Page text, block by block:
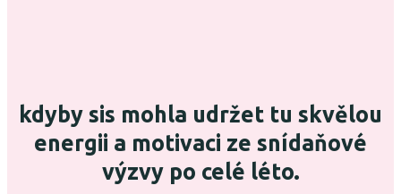
kdyby sis mohla udržet tu skvělou
energii a motivaci ze snídaňové
výzvy po celé léto.